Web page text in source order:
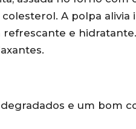
A polpa alivia
refrescante e
e um bom